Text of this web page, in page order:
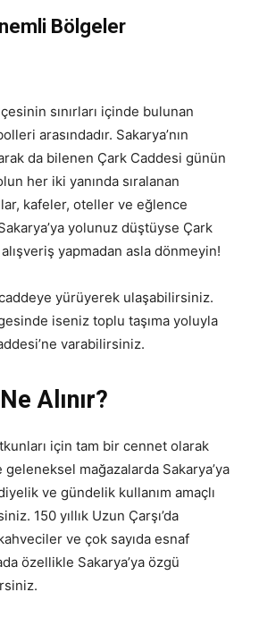
Bölgeler
sınırları içinde bulunan
arasındadır. Sakarya’nın
da bilenen Çark Caddesi günün
her iki yanında sıralanan
kafeler, oteller ve eğlence
yolunuz düştüyse Çark
yapmadan asla dönmeyin!
yürüyerek ulaşabilirsiniz.
iseniz toplu taşıma yoluyla
varabilirsiniz.
Alınır?
için tam bir cennet olarak
mağazalarda Sakarya’ya
ve gündelik kullanım amaçlı
150 yıllık Uzun Çarşı’da
kahveciler ve çok sayıda esnaf
özellikle Sakarya’ya özgü